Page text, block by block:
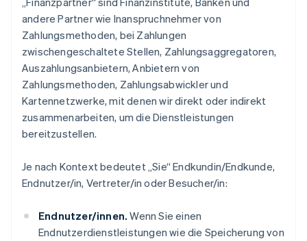
andere Partner wie Inanspruchnehmer von
Zahlungsmethoden, bei Zahlungen
zwischengeschaltete Stellen, Zahlungsaggregatoren,
Auszahlungsanbietern, Anbietern von
Zahlungsmethoden, Zahlungsabwickler und
Kartennetzwerke, mit denen wir direkt oder indirekt
zusammenarbeiten, um die Dienstleistungen
bereitzustellen.
Je nach Kontext bedeutet „Sie“ Endkundin/Endkunde,
Endnutzer/in, Vertreter/in oder Besucher/in:
Endnutzer/innen. Wenn Sie einen
Endnutzerdienstleistungen wie die Speicherung von